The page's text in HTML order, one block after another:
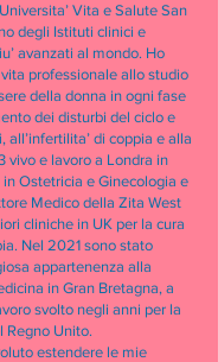
Vita e Salute San
degli Istituti clinici e
avanzati al mondo. Ho
professionale allo studio
della donna in ogni fase
dei disturbi del ciclo e
all’infertilita’ di coppia e alla
vivo e lavoro a Londra in
Ostetricia e Ginecologia e
Medico della Zita West
cliniche in UK per la cura
Nel 2021 sono stato
appartenenza alla
in Gran Bretagna, a
svolto negli anni per la
Regno Unito.
estendere le mie